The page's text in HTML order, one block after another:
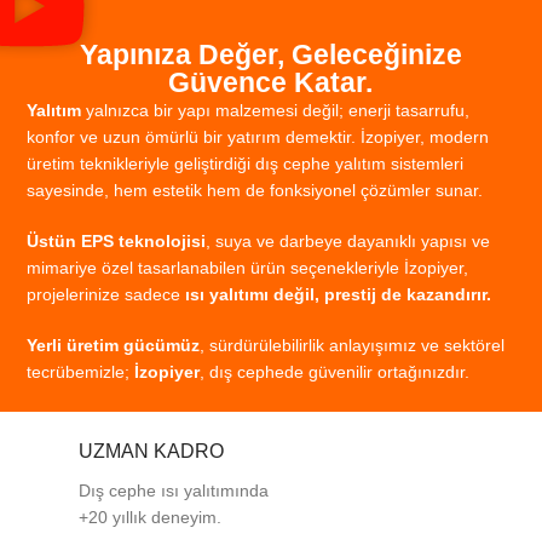
Yapınıza Değer, Geleceğinize
Güvence Katar.
Yalıtım yalnızca bir yapı malzemesi değil; enerji tasarrufu,
konfor ve uzun ömürlü bir yatırım demektir. İzopiyer, modern
üretim teknikleriyle geliştirdiği dış cephe yalıtım sistemleri
sayesinde, hem estetik hem de fonksiyonel çözümler sunar.
Üstün EPS teknolojisi suya ve darbeye dayanıklı yapısı ve
mimariye özel tasarlanabilen ürün seçenekleriyle İzopiyer,
projelerinize sadece ısı yalıtımı değil, prestij de kazandırır.
Yerli üretim gücümüz sürdürülebilirlik anlayışımız ve sektörel
tecrübemizle; İzopiyer, dış cephede güvenilir ortağınızdır.
UZMAN KADRO
Dış cephe ısı yalıtımında
+20 yıllık deneyim.